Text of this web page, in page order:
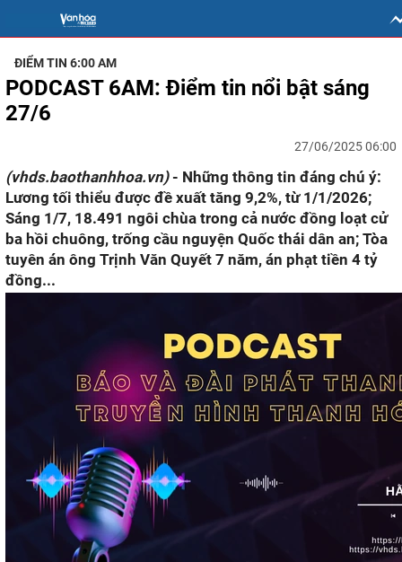
ĐIỂM TIN 6:00 AM
PODCAST 6AM: Điểm tin nổi bật sáng
27/6
27/06/2025 06:00
(vhds.baothanhhoa.vn)- Những thông tin đáng chú ý:
Lương tối thiểu được đề xuất tăng 9,2%, từ 1/1/2026;
Sáng 1/7, 18.491 ngôi chùa trong cả nước đồng loạt cử
ba hồi chuông, trống cầu nguyện Quốc thái dân an; Tòa
tuyên án ông Trịnh Văn Quyết 7 năm, án phạt tiền 4 tỷ
đồng...